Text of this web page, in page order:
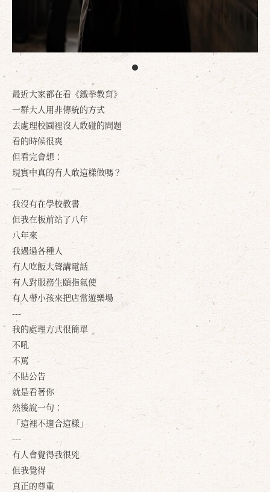
最近大家都在看《鐵拳教育》
一群大人用非傳統的方式
去處理校園裡沒人敢碰的問題
看的時候很爽
但看完會想：
現實中真的有人敢這樣做嗎？
---
我沒有在學校教書
但我在板前站了八年
八年來
我遇過各種人
有人吃飯大聲講電話
有人對服務生頤指氣使
有人帶小孩來把店當遊樂場
---
我的處理方式很簡單
不吼
不罵
不貼公告
就是看著你
然後說一句：
「這裡不適合這樣」
---
有人會覺得我很兇
但我覺得
真正的尊重